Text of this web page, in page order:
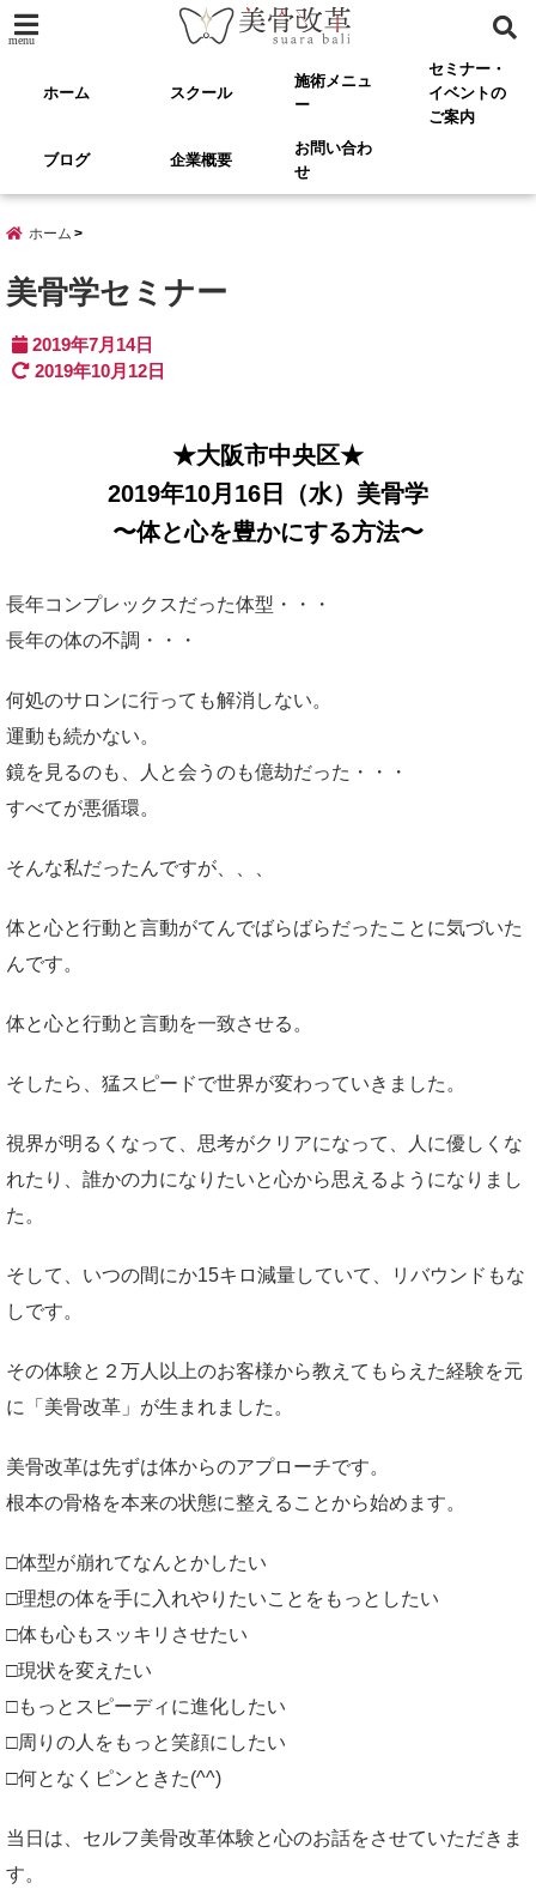
menu
ホーム スクール
施術メニュ
ー
セミナー・
イベントの
ご案内
ブログ 企業概要
お問い合わ
せ
ホーム
美骨学セミナー
2019年7月14日
2019年10月12日
★大阪市中央区★
2019年10月16日（水）美骨学
〜体と心を豊かにする方法〜
長年コンプレックスだった体型・・・
長年の体の不調・・・
何処のサロンに行っても解消しない。
運動も続かない。
鏡を見るのも、人と会うのも億劫だった・・・
すべてが悪循環。
そんな私だったんですが、、、
体と心と行動と言動がてんでばらばらだったことに気づいた
んです。
体と心と行動と言動を一致させる。
そしたら、猛スピードで世界が変わっていきました。
視界が明るくなって、思考がクリアになって、人に優しくな
れたり、誰かの力になりたいと心から思えるようになりまし
た。
そして、いつの間にか15キロ減量していて、リバウンドもな
しです。
その体験と２万人以上のお客様から教えてもらえた経験を元
に「美骨改革」が生まれました。
美骨改革は先ずは体からのアプローチです。
根本の骨格を本来の状態に整えることから始めます。
□体型が崩れてなんとかしたい
□理想の体を手に入れやりたいことをもっとしたい
□体も心もスッキリさせたい
□現状を変えたい
□もっとスピーディに進化したい
□周りの人をもっと笑顔にしたい
□何となくピンときた(^^)
当日は、セルフ美骨改革体験と心のお話をさせていただきま
す。